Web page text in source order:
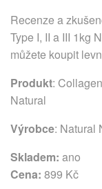
Recenze a
Type I, II a III 1kg
můžete koupit
Produkt:
Natural
Výrobce: Natural
Skladem: ano
Cena: 899 Kč